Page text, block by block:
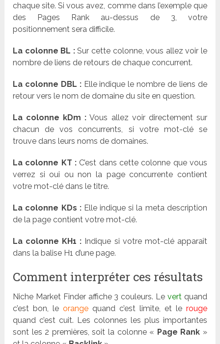
chaque site. Si vous avez, comme dans l’exemple que
des Pages Rank au-dessus de 3, votre
positionnement sera difficile.
La colonne BL :Sur cette colonne, vous allez voir le
nombre de liens de retours de chaque concurrent.
La colonne DBL :Elle indique le nombre de liens de
retour vers le nom de domaine du site en question.
La colonne kDm : Vous allez voir directement sur
chacun de vos concurrents, si votre mot-clé se
trouve dans leurs noms de domaines.
La colonne KT : C’est dans cette colonne que vous
verrez si oui ou non la page concurrente contient
votre mot-clé dans le titre.
La colonne KDs :Elle indique si la meta description
de la page contient votre mot-clé.
La colonne KH1 : Indique si votre mot-clé apparaît
dans la balise H1 d’une page.
Comment interpréter ces résultats
Niche Market Finder affiche 3 couleurs. Levert quand
c’est bon, leorange quand c’est limite, et le rouge
quand c’est cuit. Les colonnes les plus importantes
sont les 2 premières, soit la colonne « Page Rank »